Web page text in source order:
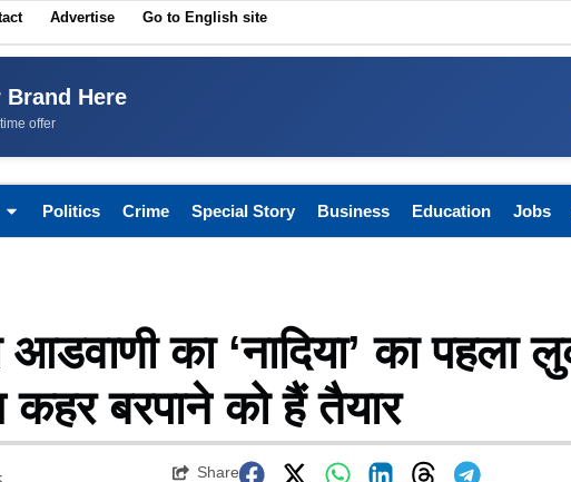
Advertise Go to English site
Brand Here
offer
Politics Crime Special Story Business Education Jobs
आडवाणी का ‘नादिया’ का पहला
बरपाने को हैं तैयार
Share